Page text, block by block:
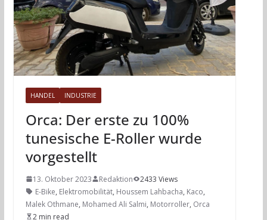
HANDEL INDUSTRIE
Orca: Der erste zu 100%
tunesische E-Roller wurde
vorgestellt
13. Oktober 2023 Redaktion
2433 Views
E-Bike, Elektromobilität, Houssem Lahbacha, Kaco,
Malek Othmane, Mohamed Ali Salmi, Motorroller, Orca
2 min read